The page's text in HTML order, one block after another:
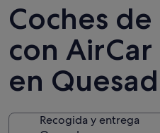
Coches
con
en
Recogida y entrega